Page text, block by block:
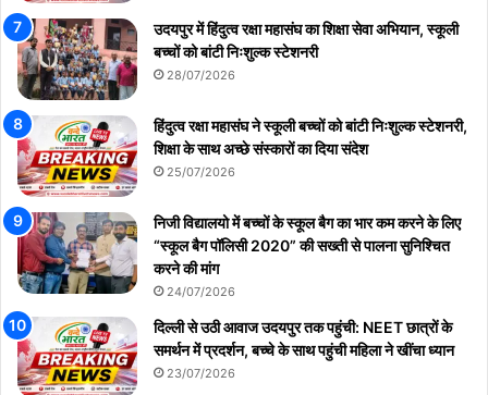
उदयपुर में हिंदुत्व रक्षा महासंघ का शिक्षा सेवा अभियान, स्कूली
बच्चों को बांटी निःशुल्क स्टेशनरी
28/07/2026
हिंदुत्व रक्षा महासंघ ने स्कूली बच्चों को बांटी निःशुल्क स्टेशनरी,
शिक्षा के साथ अच्छे संस्कारों का दिया संदेश
25/07/2026
निजी विद्यालयो में बच्चों के स्कूल बैग का भार कम करने के लिए
“स्कूल बैग पॉलिसी 2020” की सख्ती से पालना सुनिश्चित
करने की मांग
24/07/2026
दिल्ली से उठी आवाज उदयपुर तक पहुंची: NEET छात्रों के
समर्थन में प्रदर्शन, बच्चे के साथ पहुंची महिला ने खींचा ध्यान
23/07/2026